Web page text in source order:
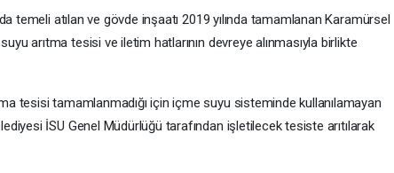
temeli atılan ve gövde inşaatı 2019 yılında tamamlanan Karamürsel
arıtma tesisi ve iletim hatlarının devreye alınmasıyla birlikte
tesisi tamamlanmadığı için içme suyu sisteminde kullanılamayan
İSU Genel Müdürlüğü tarafından işletilecek tesiste arıtılarak